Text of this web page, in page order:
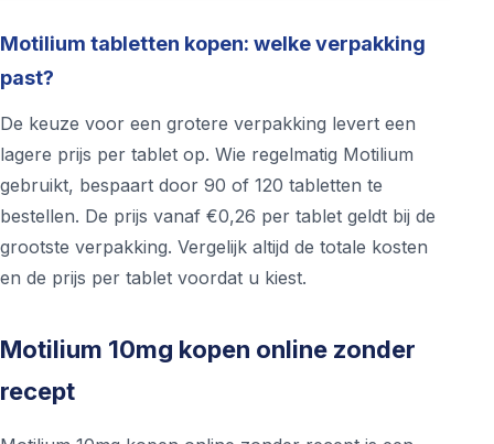
Motilium tabletten kopen: welke verpakking
past?
De keuze voor een grotere verpakking levert een
lagere prijs per tablet op. Wie regelmatig Motilium
gebruikt, bespaart door 90 of 120 tabletten te
bestellen. De prijs vanaf €0,26 per tablet geldt bij de
grootste verpakking. Vergelijk altijd de totale kosten
en de prijs per tablet voordat u kiest.
Motilium 10mg kopen online zonder
recept